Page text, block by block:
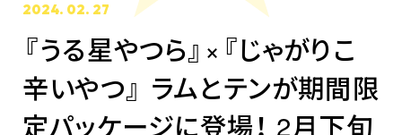
2024. 02. 27
『うる星やつら』×『じゃがりこ
辛いやつ』 ラムとテンが期間限
定パッケージに登場！ 2月下旬